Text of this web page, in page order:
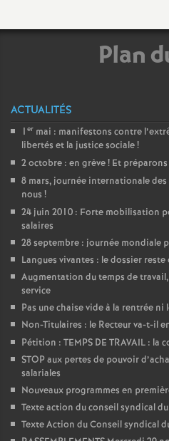
Plan
ACTUALITÉS
1 er mai : manifestons contre
libertés et la justice sociale!
2 octobre : en grève! Et
8 mars, journée internationale
nous !
24 juin 2010 : Forte mobilisation
salaires
28 septembre : journée mondiale
Langues vivantes : le dossier reste
Augmentation du temps de
service
Pas une chaise vide à la rentrée ni
Non-Titulaires : le Recteur va-t-il
Pétition : TEMPS DE TRAVAIL : la
STOP aux pertes de pouvoir
salariales
Nouveaux programmes en
Texte action du conseil syndical
Texte Action du Conseil syndical